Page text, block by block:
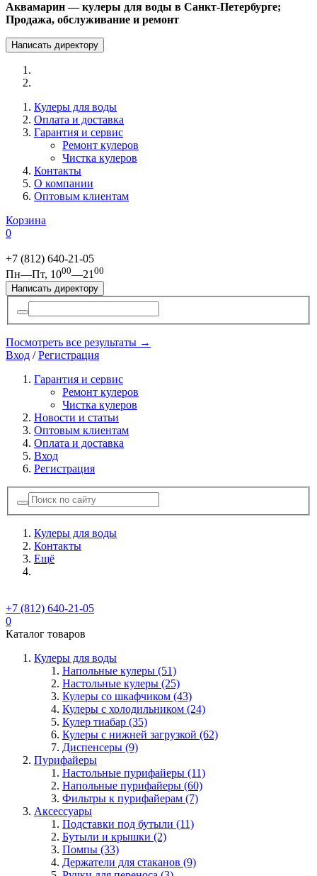
Аквамарин — кулеры для воды в Санкт-Петербурге;
Продажа, обслуживание и ремонт
Написать директору
Кулеры для воды
Оплата и доставка
Гарантия и сервис
Ремонт кулеров
Чистка кулеров
Контакты
О компании
Оптовым клиентам
Корзина
0
+7 (812) 640-21-05
Пн—Пт, 1000—21 00
Написать директору
Посмотреть все результаты →
Вход /Регистрация
Гарантия и сервис
Ремонт кулеров
Чистка кулеров
Новости и статьи
Оптовым клиентам
Оплата и доставка
Вход
Регистрация
Кулеры для воды
Контакты
Ещё
+7 (812) 640-21-05
0
Каталог товаров
Кулеры для воды
Напольные кулеры (51)
Настольные кулеры (25)
Кулеры со шкафчиком (43)
Кулеры с холодильником (24)
Кулер тиабар (35)
Кулеры с нижней загрузкой (62)
Диспенсеры (9)
Пурифайеры
Настольные пурифайеры (11)
Напольные пурифайеры (60)
Фильтры к пурифайерам (7)
Аксессуары
Подставки под бутыли (11)
Бутыли и крышки (2)
Помпы (33)
Держатели для стаканов (9)